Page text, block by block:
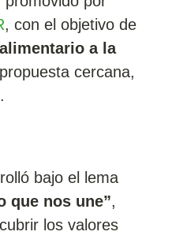
, con el objetivo de
a la
cercana,
bajo el lema
que nos une”,
los valores